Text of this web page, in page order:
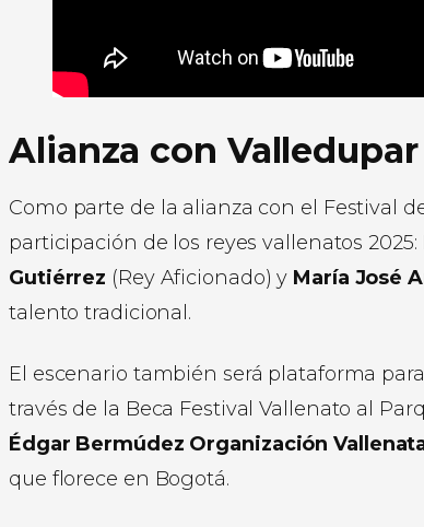
Alianza con
Como parte de la alianza con el Festival
participación de los reyes vallenatos 2025:
Gutiérrez (Rey Aficionado) y María José
talento tradicional.
El escenario también será plataforma
través de la Beca Festival Vallenato al
Édgar Bermúdez Organización
que florece en Bogotá.